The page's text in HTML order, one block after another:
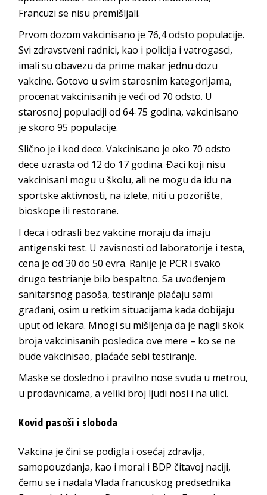
Francuzi se nisu premišljali.
Prvom dozom vakcinisano je 76,4 odsto populacije.
Svi zdravstveni radnici, kao i policija i vatrogasci,
imali su obavezu da prime makar jednu dozu
vakcine. Gotovo u svim starosnim kategorijama,
procenat vakcinisanih je veći od 70 odsto. U
starosnoj populaciji od 64-75 godina, vakcinisano
je skoro 95 populacije.
Slično je i kod dece. Vakcinisano je oko 70 odsto
dece uzrasta od 12 do 17 godina. Đaci koji nisu
vakcinisani mogu u školu, ali ne mogu da idu na
sportske aktivnosti, na izlete, niti u pozorište,
bioskope ili restorane.
I deca i odrasli bez vakcine moraju da imaju
antigenski test. U zavisnosti od laboratorije i testa,
cena je od 30 do 50 evra. Ranije je PCR i svako
drugo testrianje bilo bespaltno. Sa uvođenjem
sanitarsnog pasoša, testiranje plaćaju sami
građani, osim u retkim situacijama kada dobijaju
uput od lekara. Mnogi su mišljenja da je nagli skok
broja vakcinisanih posledica ove mere – ko se ne
bude vakcinisao, plaćaće sebi testiranje.
Maske se dosledno i pravilno nose svuda u metrou,
u prodavnicama, a veliki broj ljudi nosi i na ulici.
Kovid pasoši i sloboda
Vakcina je čini se podigla i osećaj zdravlja,
samopouzdanja, kao i moral i BDP čitavoj naciji,
čemu se i nadala Vlada francuskog predsednika